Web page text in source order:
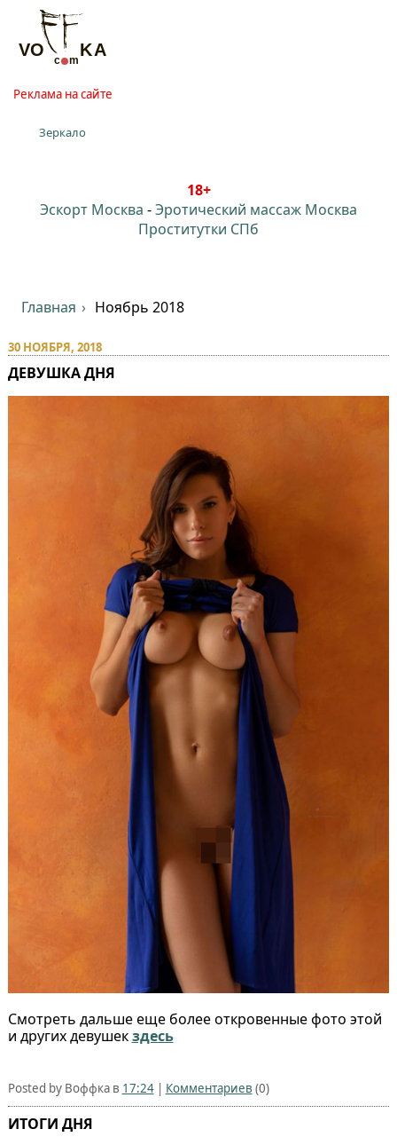
Реклама на сайте
Зеркало
18+
Эскорт Москва -Эротический массаж Москва
Проститутки СПб
Главная Ноябрь 2018
30 НОЯБРЯ, 2018
ДЕВУШКА ДНЯ
Смотреть дальше еще более откровенные фото этой
и других девушекздесь
Posted by Воффка в 17:24| Комментариев (0)
ИТОГИ ДНЯ